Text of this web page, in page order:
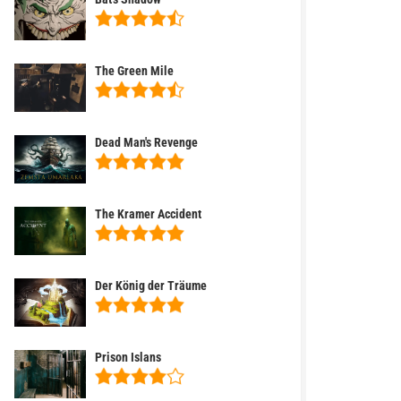
The Green Mile
Dead Man's Revenge
The Kramer Accident
Der König der Träume
Prison Islans